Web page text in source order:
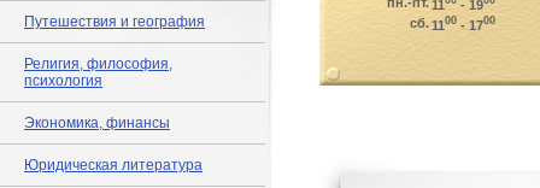
Путешествия и география
Религия, философия,
психология
Экономика, финансы
Юридическая литература
11 - 19
сб.1100 - 1700